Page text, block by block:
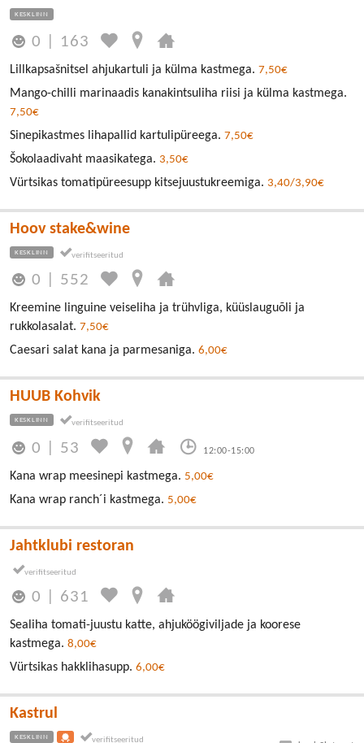
KESKLINN
0 163
Lillkapsašnitsel ahjukartuli ja külma kastmega. 7,50€
Mango-chilli marinaadis kanakintsuliha riisi ja külma kastmega.
7,50€
Sinepikastmes lihapallid kartulipüreega. 7,50€
Šokolaadivaht maasikatega. 3,50€
Vürtsikas tomatipüreesupp kitsejuustukreemiga. 3,40/3,90€
Hoov stake&wine
KESKLINN
0 552
Kreemine linguine veiseliha ja trühvliga, küüslauguõli ja
rukkolasalat. 7,50€
Caesari salat kana ja parmesaniga. 6,00€
HUUB Kohvik
KESKLINN
0 53 12:00-15:00
Kana wrap meesinepi kastmega. 5,00€
Kana wrap ranch´i kastmega. 5,00€
Jahtklubi restoran
0 631
Sealiha tomati-juustu katte, ahjuköögiviljade ja koorese
kastmega. 8,00€
Vürtsikas hakklihasupp. 6,00€
Kastrul
KESKLINN